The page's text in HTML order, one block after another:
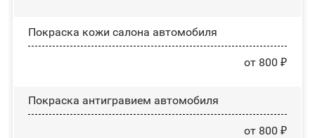
Покраска кожи салона автомобиля
от 800 ₽
Покраска антигравием автомобиля
от 800 ₽